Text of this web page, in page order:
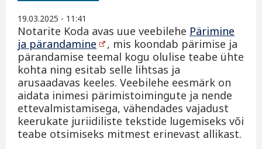
19.03.2025 - 11:41
Notarite Koda avas uue veebilehe Pärimine
ja pärandamine
, mis koondab pärimise ja
pärandamise teemal kogu olulise teabe ühte
kohta ning esitab selle lihtsas ja
arusaadavas keeles. Veebilehe eesmärk on
aidata inimesi pärimistoimingute ja nende
ettevalmistamisega, vähendades vajadust
keerukate juriidiliste tekstide lugemiseks või
teabe otsimiseks mitmest erinevast allikast.